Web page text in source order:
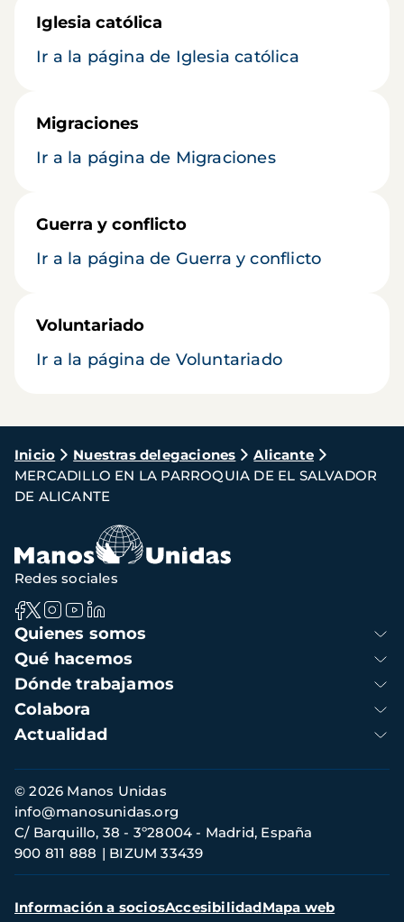
Iglesia católica
Ir a la página de Iglesia católica
Migraciones
Ir a la página de Migraciones
Guerra y conflicto
Ir a la página de Guerra y conflicto
Voluntariado
Ir a la página de Voluntariado
Ruta
de
navegación
Inicio Nuestras delegaciones
Alicante
MERCADILLO EN LA PARROQUIA DE EL SALVADOR
DE ALICANTE
Navegación
principal
Quienes somos
Qué hacemos
Dónde trabajamos
Colabora
Actualidad
Redes sociales
Información
de
contacto
© 2026 Manos Unidas
C/ Barquillo, 38 - 3º28004 - Madrid, España
900 811 888
BIZUM 33439
info@manosunidas.org
Menú
Información a sociosAccesibilidadMapa web